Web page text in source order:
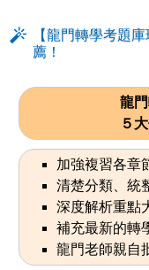
【龍門轉學考題
薦！
龍
５
加強複習各章
清楚分類、統
深度解析重點
補充最新的轉
龍門老師親自